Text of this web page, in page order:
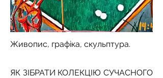
Живопис, графіка, скульптура.
ЯК ЗІБРАТИ КОЛЕКЦІЮ СУЧАСНОГО